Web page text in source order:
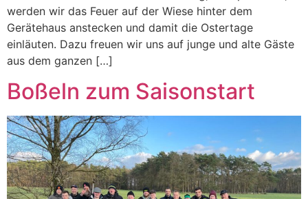
werden wir das Feuer auf der Wiese hinter dem
Gerätehaus anstecken und damit die Ostertage
einläuten. Dazu freuen wir uns auf junge und alte Gäste
aus dem ganzen […]
Boßeln zum Saisonstart